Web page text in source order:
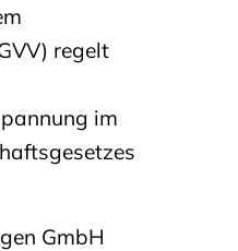
regelt
im
GmbH